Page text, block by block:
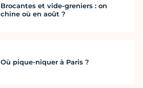
Brocantes et vide-greniers : on
chine où en août ?
Où pique-niquer à Paris ?